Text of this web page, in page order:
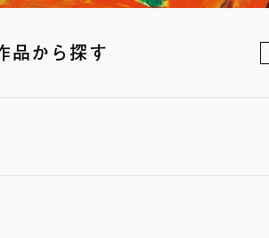
品から探す